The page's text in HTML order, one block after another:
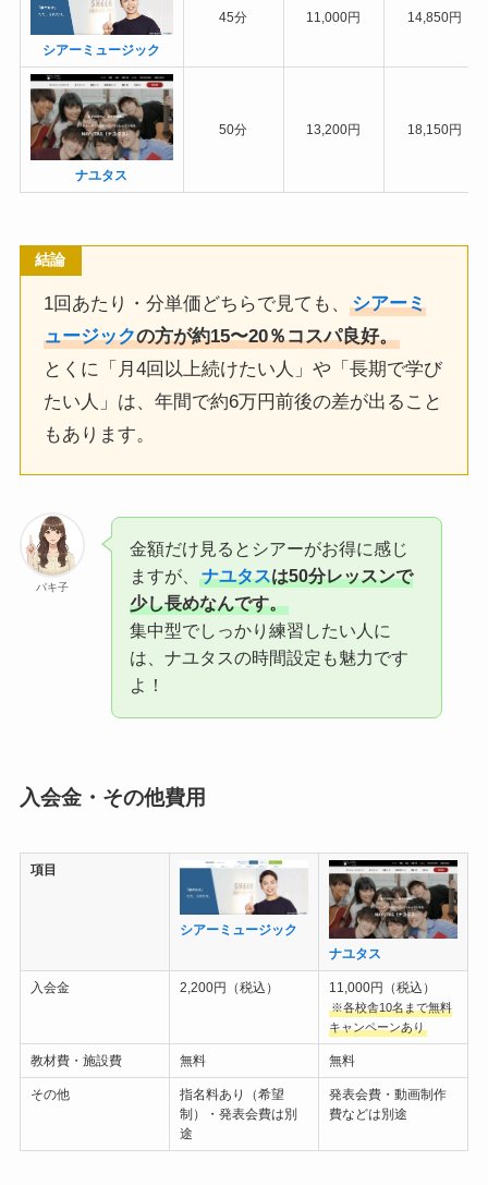
シアーミュージック
45分 11,000円 14,850円
ナユタス
50分 13,200円 18,150円
結論
1回あたり・分単価どちらで見ても、シアーミ
ュージックの方が約15〜20％コスパ良好。
とくに「月4回以上続けたい人」や「長期で学び
たい人」は、年間で約6万円前後の差が出ること
もあります。
パキ子
金額だけ見るとシアーがお得に感じ
ますが、ナユタスは50分レッスンで
少し長めなんです。
集中型でしっかり練習したい人に
は、ナユタスの時間設定も魅力です
よ！
入会金・その他費用
項目
シアーミュージック
ナユタス
入会金 2,200円（税込） 11,000円（税込）
※各校舎10名まで無料
キャンペーンあり
教材費・施設費 無料 無料
その他
指名料あり（希望
制）・発表会費は別
途
発表会費・動画制作
費などは別途